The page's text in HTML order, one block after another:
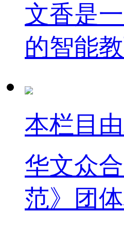
文香是
的智能
本栏目
华文众
范》团